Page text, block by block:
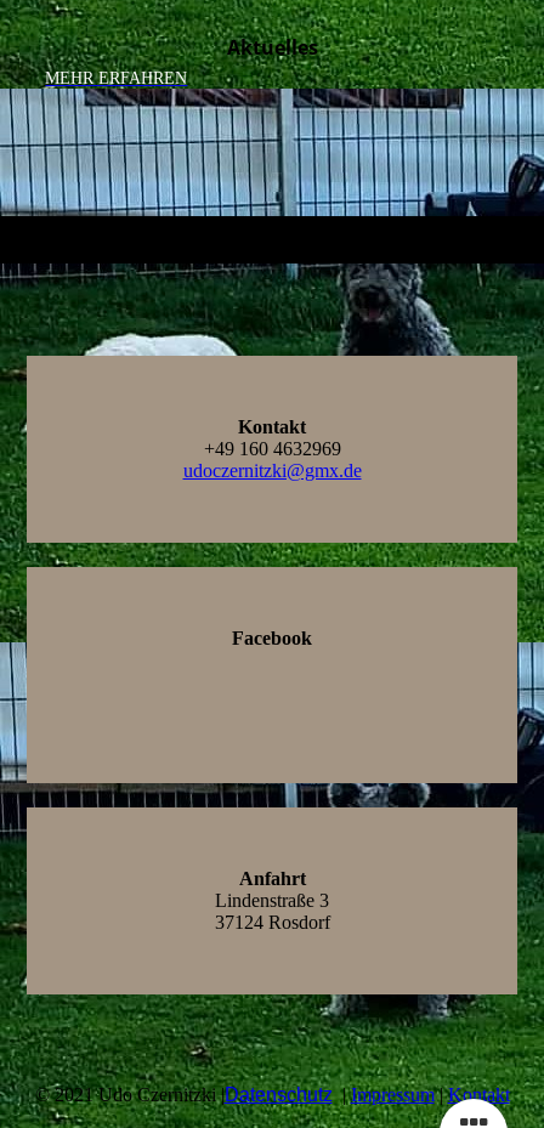
Aktuelles
MEHR ERFAHREN
Kontakt
+49 160 4632969
udoczernitzki@gmx.de
Facebook
Anfahrt
Lindenstraße 3
37124 Rosdorf
© 2021 Udo Czernitzki |Datenschutz|Impressum|Kontakt